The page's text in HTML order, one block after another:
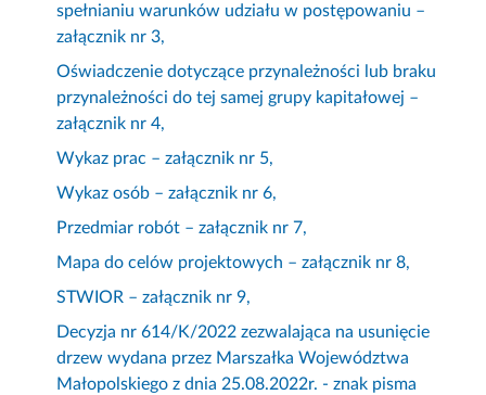
spełnianiu warunków udziału w postępowaniu –
załącznik nr 3,
Oświadczenie dotyczące przynależności lub braku
przynależności do tej samej grupy kapitałowej –
załącznik nr 4,
Wykaz prac – załącznik nr 5,
Wykaz osób – załącznik nr 6,
Przedmiar robót – załącznik nr 7,
Mapa do celów projektowych – załącznik nr 8,
STWIOR – załącznik nr 9,
Decyzja nr 614/K/2022 zezwalająca na usunięcie
drzew wydana przez Marszałka Województwa
Małopolskiego z dnia 25.08.2022r. - znak pisma